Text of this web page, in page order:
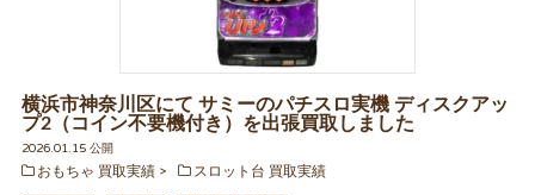
横浜市神奈川区にて サミーのパチスロ実機 ディスクアッ
プ2（コイン不要機付き）を出張買取しました
2026.01.15 公開
おもちゃ 買取実績
スロット台 買取実績